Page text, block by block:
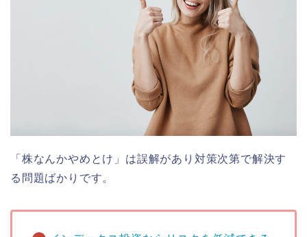
「株なんかやめとけ」は誤解があり対策次第で解決す
る問題ばかりです。